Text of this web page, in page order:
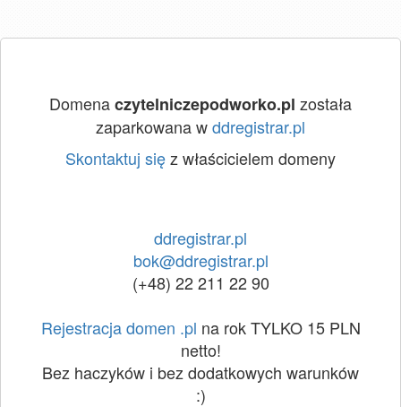
Domenaczytelniczepodworko.pl została
zaparkowana wddregistrar.pl
Skontaktuj sięz właścicielem domeny
ddregistrar.pl
bok@ddregistrar.pl
(+48) 22 211 22 90
Rejestracja domen .pl na rok TYLKO 15 PLN
netto!
Bez haczyków i bez dodatkowych warunków
:)